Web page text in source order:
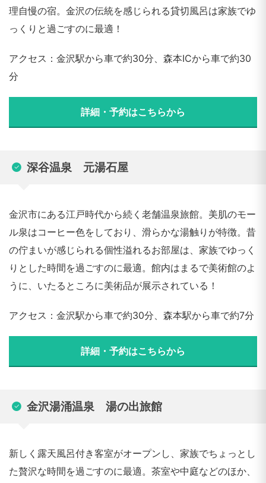
理自慢の宿。金沢の伝統を感じられる貸切風呂は家族でゆ
っくりと過ごすのに最適！
アクセス：金沢駅から車で約30分、森本ICから車で約30
分
詳細・予約はこちらから
深谷温泉 元湯石屋
金沢市にある江戸時代から続く老舗温泉旅館。美肌のモー
ル泉はコーヒー色をしており、滑らかな湯触りが特徴。昔
の佇まいが感じられる個性溢れるお部屋は、家族でゆっく
りとした時間を過ごすのに最適。館内はまるで美術館のよ
うに、いたるところに美術品が展示されている！
アクセス：金沢駅から車で約30分、森本駅から車で約7分
詳細・予約はこちらから
金沢湯涌温泉 湯の出旅館
新しく露天風呂付き客室がオープンし、家族でちょっとし
た贅沢な時間を過ごすのに最適。茶室や中庭などのほか、